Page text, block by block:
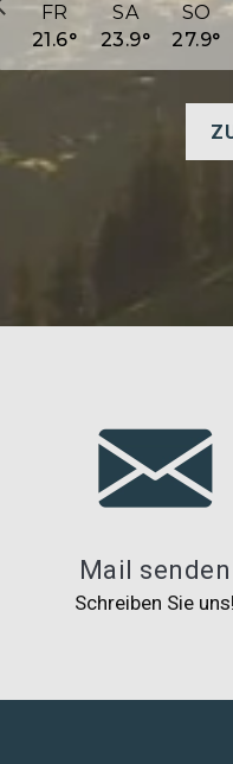
FR
21.6°
SA
23.9°
SO
27.9°
Mail senden
Schreiben Sie uns!